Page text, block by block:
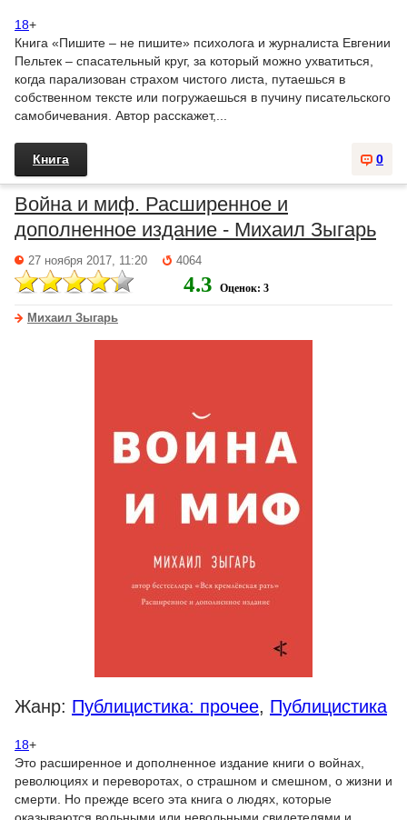
18+
Книга «Пишите – не пишите» психолога и журналиста Евгении
Пельтек – спасательный круг, за который можно ухватиться,
когда парализован страхом чистого листа, путаешься в
собственном тексте или погружаешься в пучину писательского
самобичевания. Автор расскажет,...
0
Книга
Война и миф. Расширенное и
дополненное издание - Михаил Зыгарь
27 ноября 2017, 11:20 4064
4.3 Оценок: 3
Михаил Зыгарь
Жанр: Публицистика: прочее, Публицистика
18+
Это расширенное и дополненное издание книги о войнах,
революциях и переворотах, о страшном и смешном, о жизни и
смерти. Но прежде всего эта книга о людях, которые